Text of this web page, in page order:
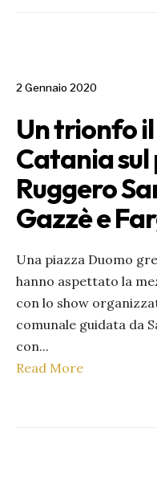
2 Gennaio 2020
Un trionfo
Catania sul
Ruggero
Gazzè e
Una piazza Duomo
hanno aspettato la
con lo show
comunale guidata da
con...
Read More